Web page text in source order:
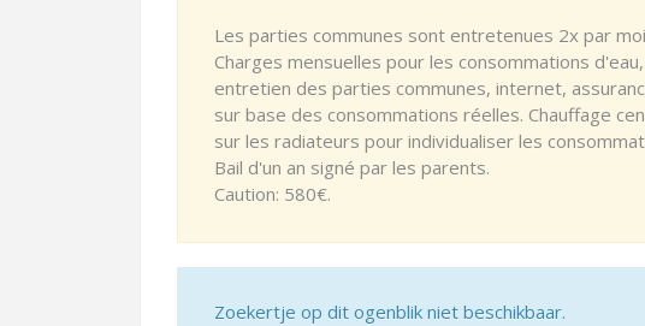
Les parties communes sont entretenues 2x par
Charges mensuelles pour les consommations
entretien des parties communes, internet,
sur base des consommations réelles. Chauffage
sur les radiateurs pour individualiser les
Bail d'un an signé par les parents.
Caution: 580€.
Zoekertje op dit ogenblik niet beschikbaar.